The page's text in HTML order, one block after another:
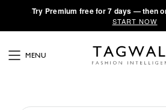
·Try Premium free for 7 days — then
START NOW
MENU